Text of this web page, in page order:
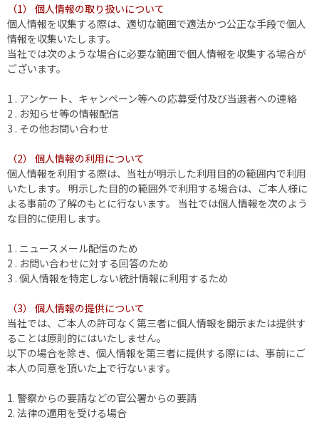
（1） 個人情報の取り扱いについて
個人情報を収集する際は、適切な範囲で適法かつ公正な手段で個人
情報を収集いたします。
当社では次のような場合に必要な範囲で個人情報を収集する場合が
ございます。
1 . アンケート、キャンペーン等への応募受付及び当選者への連絡
2 . お知らせ等の情報配信
3 . その他お問い合わせ
（2） 個人情報の利用について
個人情報を利用する際は、当社が明示した利用目的の範囲内で利用
いたします。 明示した目的の範囲外で利用する場合は、ご本人様に
よる事前の了解のもとに行ないます。 当社では個人情報を次のよう
な目的に使用します。
1 . ニュースメール配信のため
2 . お問い合わせに対する回答のため
3 . 個人情報を特定しない統計情報に利用するため
（3） 個人情報の提供について
当社では、ご本人の許可なく第三者に個人情報を開示または提供す
ることは原則的にはいたしません。
以下の場合を除き、個人情報を第三者に提供する際には、事前にご
本人の同意を頂いた上で行ないます。
1. 警察からの要請などの官公署からの要請
2. 法律の適用を受ける場合